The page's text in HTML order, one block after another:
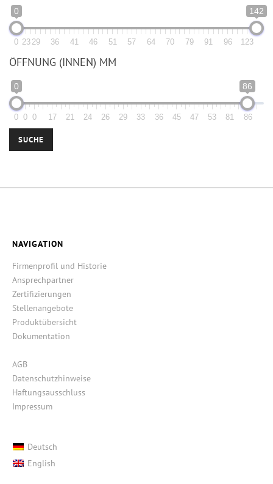
0 142
0 23 29 36 41 46 51 57 64 70 79 91 96 123
ÖFFNUNG (INNEN) MM
0 86
0 0 0 17 21 24 26 29 33 36 45 47 53 81 86
SUCHE
NAVIGATION
Firmenprofil und Historie
Ansprechpartner
Zertifizierungen
Stellenangebote
Produktübersicht
Dokumentation
AGB
Datenschutzhinweise
Haftungsausschluss
Impressum
Deutsch
English